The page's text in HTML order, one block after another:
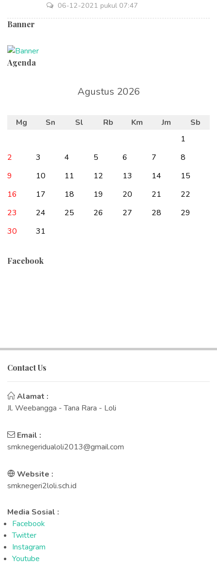
06-12-2021 pukul 07:47
Banner
Agenda
Agustus 2026
Mg Sn Sl Rb Km Jm
Sb
1
2
3 4 5 6 7
8
9
10 11 12 13 14
15
16
17 18 19 20 21
22
23
24 25 26 27 28
29
30
31
Facebook
Contact Us
Alamat :
Jl. Weebangga - Tana Rara - Loli
Email :
smknegeridualoli2013@gmail.com
Website :
smknegeri2loli.sch.id
Media Sosial :
Facebook
Twitter
Instagram
Youtube